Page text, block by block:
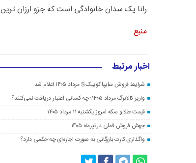
رانا یک سدان خانوادگی است که جزو ارزان
منبع
اخبار مرتبط
شرایط فروش سایپا کوییک S مرداد ۱۴۰۵ اعلام شد
واریز کالابرگ مرداد ۱۴۰۵؛ چه کسانی اعتبار دریافت نمی‌کنند؟
قیمت طلا و سکه امروز یکشنبه ۱۱ مرداد ۱۴۰۵
جهش فروش فملی در تیرماه ۱۴۰۵
واگذاری کارت بازرگانی به صورت اجاره‌ای چه حکمی دارد؟